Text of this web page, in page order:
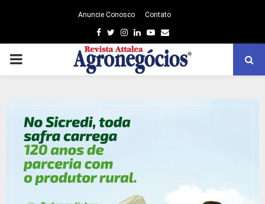
Anuncie Conosco Contato
Facebook
TwitterInstagram
LinkedinYoutube
Email
PRIMARY